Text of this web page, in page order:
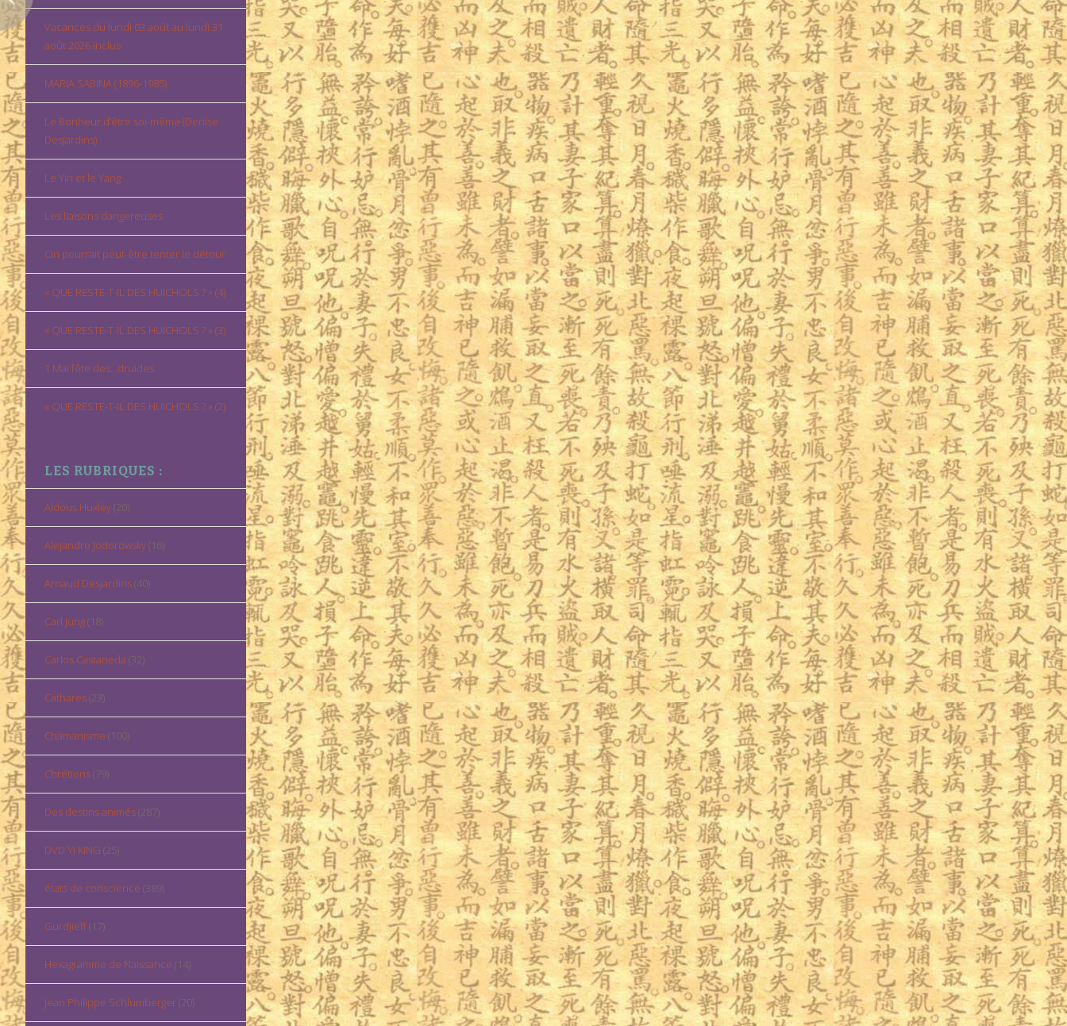
Vacances du lundi 03 août au lundi 31
août 2026 inclus
MARIA SABINA (1896-1985)
Le Bonheur d’être soi-même (Denise
Desjardins)
Le Yin et le Yang
Les liaisons dangereuses
On pourrait peut-être tenter le détour
« QUE RESTE-T-IL DES HUICHOLS ? » (4)
« QUE RESTE-T-IL DES HUICHOLS ? » (3)
1 Mai fête des…druides
« QUE RESTE-T-IL DES HUICHOLS ? » (2)
LES RUBRIQUES :
Aldous Huxley(20)
Alejandro Jodorowsky(16)
Arnaud Desjardins(40)
Carl Jung(18)
Carlos Castaneda (32)
Cathares(23)
Chamanisme (100)
Chrétiens(79)
Des destins animés(287)
DVD YI KING (25)
états de conscience (389)
Gurdjieff(17)
Hexagramme de Naissance (14)
Jean Philippe Schlumberger(20)